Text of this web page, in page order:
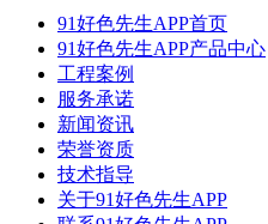
91好色先生APP首页
91好色先生APP产品中心
工程案例
服务承诺
新闻资讯
荣誉资质
技术指导
关于91好色先生APP